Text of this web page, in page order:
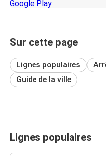
Sur cette page
Lignes populaires
Guide de la ville
Lignes populaires